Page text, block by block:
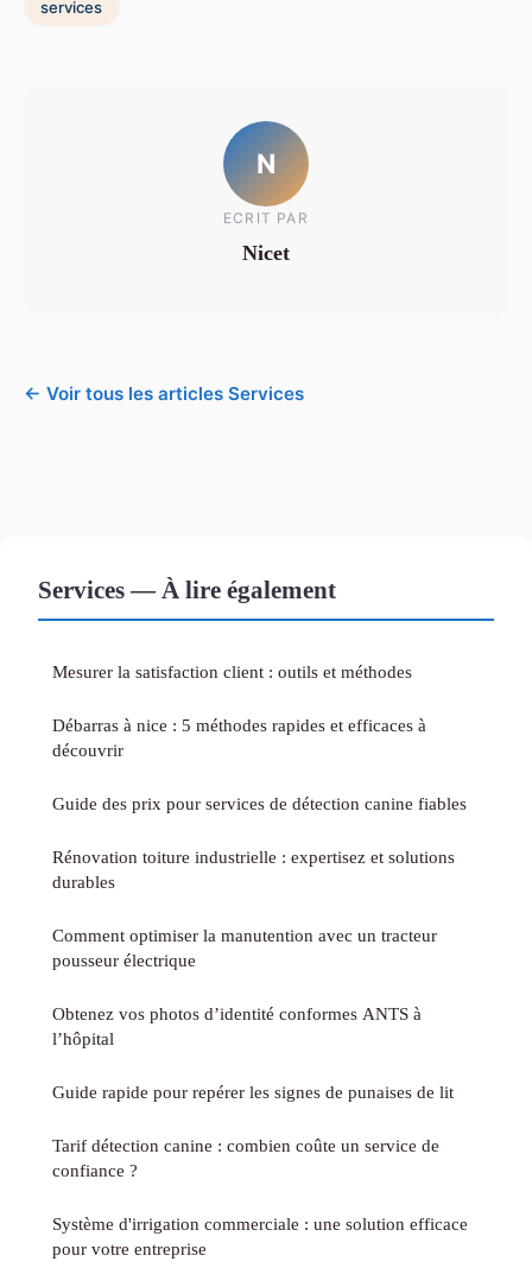
services
N
ECRIT PAR
Nicet
← Voir tous les articles Services
Services — À lire également
Mesurer la satisfaction client : outils et méthodes
Débarras à nice : 5 méthodes rapides et efficaces à
découvrir
Guide des prix pour services de détection canine fiables
Rénovation toiture industrielle : expertisez et solutions
durables
Comment optimiser la manutention avec un tracteur
pousseur électrique
Obtenez vos photos d’identité conformes ANTS à
l’hôpital
Guide rapide pour repérer les signes de punaises de lit
Tarif détection canine : combien coûte un service de
confiance ?
Système d'irrigation commerciale : une solution efficace
pour votre entreprise